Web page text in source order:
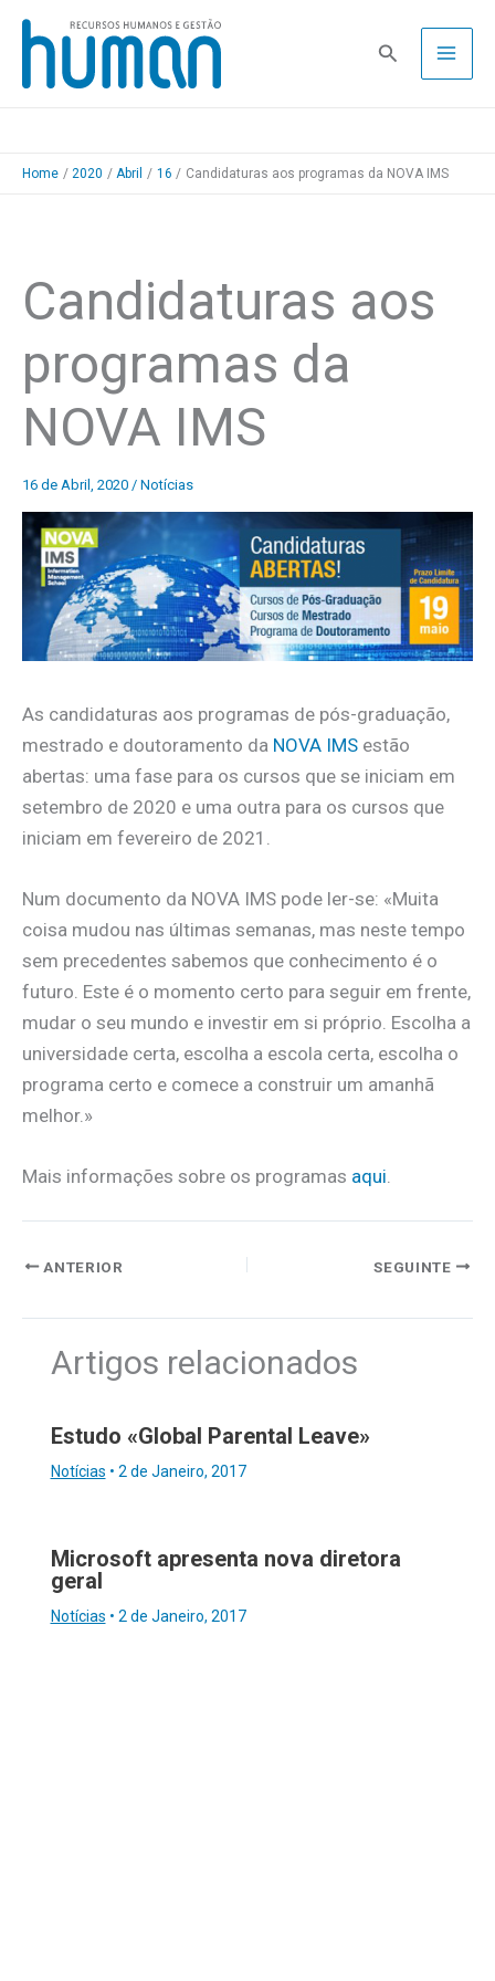
Skip
content
Pesquisa
Home 2020 Abril 16 Candidaturas aos programas da NOVA IMS
Candidaturas aos
programas da
NOVA IMS
16 de Abril, 2020 / Notícias
As candidaturas aos programas de pós-graduação,
mestrado e doutoramento da NOVA IMS estão
abertas: uma fase para os cursos que se iniciam em
setembro de 2020 e uma outra para os cursos que
iniciam em fevereiro de 2021.
Num documento da NOVA IMS pode ler-se: «Muita
coisa mudou nas últimas semanas, mas neste tempo
sem precedentes sabemos que conhecimento é o
futuro. Este é o momento certo para seguir em frente,
mudar o seu mundo e investir em si próprio. Escolha a
universidade certa, escolha a escola certa, escolha o
programa certo e comece a construir um amanhã
melhor.»
Mais informações sobre os programas aqui.
ANTERIOR SEGUINTE
Artigos relacionados
Estudo «Global Parental Leave»
Notícias • 2 de Janeiro, 2017
Microsoft apresenta nova diretora
geral
Notícias • 2 de Janeiro, 2017